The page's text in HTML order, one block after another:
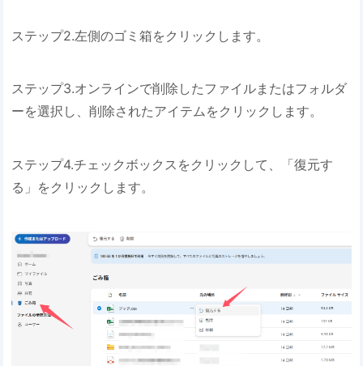
ステップ2.左側のゴミ箱をクリックします。
ステップ3.オンラインで削除したファイルまたはフォルダ
ーを選択し、削除されたアイテムをクリックします。
ステップ4.チェックボックスをクリックして、「復元す
る」をクリックします。